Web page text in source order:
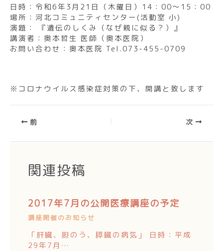
日時：令和6年3月21日（木曜日）14：00～15：00
場所：河北コミュニティセンター(活動室 小)
演題： 『遺伝のしくみ（なぜ親に似る？）』
講演者：奥本哲生 医師（奥本医院）
お問い合わせ：奥本医院 Tel.073-455-0709
※コロナウイルス感染症対策の下、開講と致します
前 次
関連投稿
2017年7月の公開医療講座の予定
講座開催のお知らせ
「肝臓、胆のう、膵臓の病気」 日時：平成
29年7月…